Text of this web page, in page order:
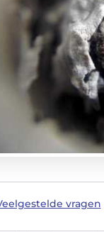
vragen